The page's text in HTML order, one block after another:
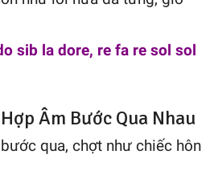
sib la dore, re fa re sol sol
Âm Bước Qua Nhau
qua, chợt như chiếc hôn